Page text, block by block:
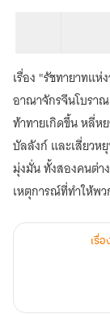
เรื่อง "รัชทายาทแห่
อาณาจักรจีนโบรา
ท้าทายเกิดขึ้น หลี่ห
บัลลังก์ และเสี่ยวห
มุ่งมั่น ทั้งสองคนต่า
เหตุการณ์ที่ทำให้พว
เรื่